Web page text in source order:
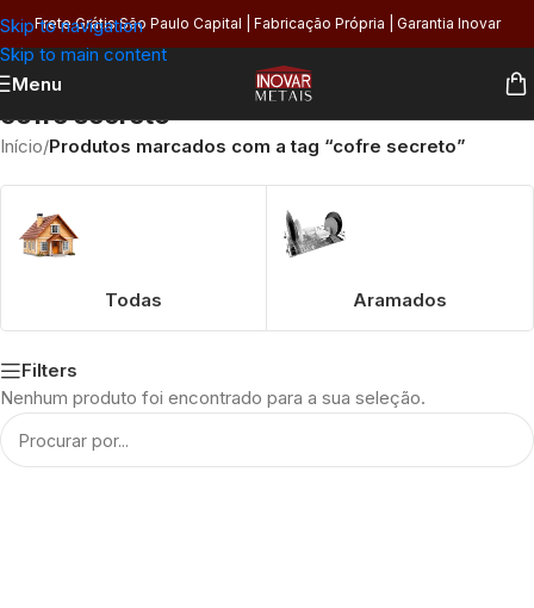
Skip to navigation
Skip to main content
Frete Grátis São Paulo Capital | Fabricação Própria | Garantia Inovar
Menu
cofre secreto
Início/Produtos marcados com a tag “cofre secreto”
Todas Aramados
Filters
Nenhum produto foi encontrado para a sua seleção.